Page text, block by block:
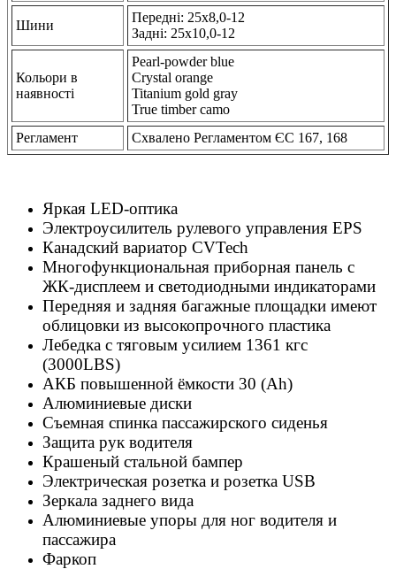
Шини
Передні: 25х8,0-12
Задні: 25х10,0-12
Кольори в
наявності
Pearl-powder blue
Crystal orange
Titanium gold gray
True timber camo
Регламент
Схвалено Регламентом ЄС 167, 168
Яркая LED-оптика
Электроусилитель рулевого управления EPS
Канадский вариатор CVTech
Многофункциональная приборная панель c
ЖК-дисплеем и светодиодными индикаторами
Передняя и задняя багажные площадки имеют
облицовки из высокопрочного пластика
Лебедка с тяговым усилием 1361 кгс
(3000LBS)
АКБ повышенной ёмкости 30 (Ah)
Алюминиевые диски
Съемная спинка пассажирского сиденья
Защита рук водителя
Крашеный стальной бампер
Электрическая розетка и розетка USB
Зеркала заднего вида
Алюминиевые упоры для ног водителя и
пассажира
Фаркоп